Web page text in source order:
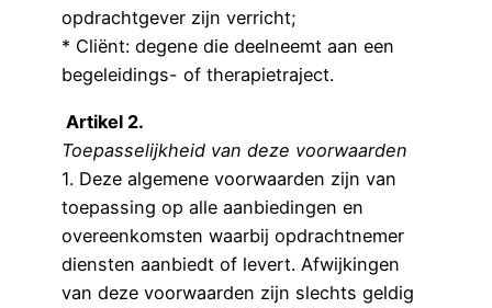
opdrachtgever zijn verricht;
* Cliënt: degene die deelneemt aan een
begeleidings- of therapietraject.
Artikel 2.
Toepasselijkheid van deze voorwaarden
1. Deze algemene voorwaarden zijn van
toepassing op alle aanbiedingen en
overeenkomsten waarbij opdrachtnemer
diensten aanbiedt of levert. Afwijkingen
van deze voorwaarden zijn slechts geldig